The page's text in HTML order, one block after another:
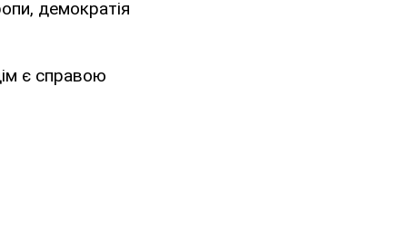
демократія
є справою